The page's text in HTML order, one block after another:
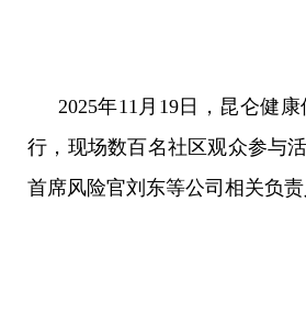
2025年11月19日，昆仑健
行，现场数百名社区观众参与
首席风险官刘东等公司相关负责